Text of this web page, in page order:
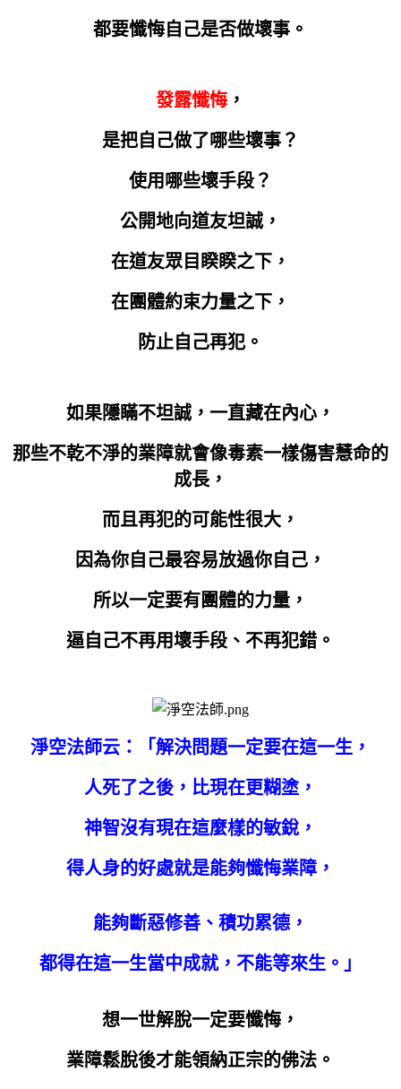
都要懺悔自己是否做壞事。
發露懺悔 ，
是把自己做了哪些壞事？
使用哪些壞手段？
公開地向道友坦誠，
在道友眾目睽睽之下，
在團體約束力量之下，
防止自己再犯。
如果隱瞞不坦誠，一直藏在內心，
那些不乾不淨的業障就會像毒素一樣傷害慧命的
成長 ，
而且再犯的可能性很大，
因為你自己最容易放過你自己，
所以一定要有團體的力量，
逼自己不再用壞手段、不再犯錯。
淨空法師云：「解決問題一定要在這一生，
人死了之後，比現在更糊塗，
神智沒有現在這麼樣的敏銳，
得人身的好處就是能夠懺悔業障，
能夠斷惡修善、積功累德，
都得在這一生當中成就，不能等來生。」
想一世解脫一定要懺悔，
業障鬆脫後才能領納正宗的佛法。